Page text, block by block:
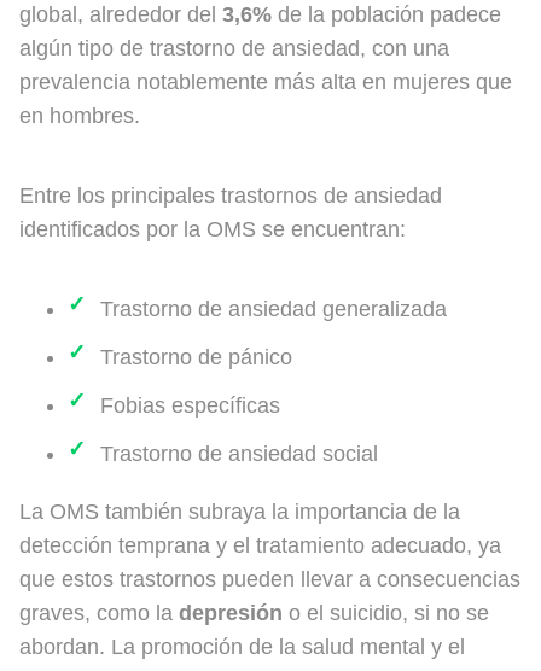
global, alrededor del 3,6% de la población padece
algún tipo de trastorno de ansiedad, con una
prevalencia notablemente más alta en mujeres que
en hombres.
Entre los principales trastornos de ansiedad
identificados por la OMS se encuentran:
Trastorno de ansiedad generalizada
Trastorno de pánico
Fobias específicas
Trastorno de ansiedad social
La OMS también subraya la importancia de la
detección temprana y el tratamiento adecuado, ya
que estos trastornos pueden llevar a consecuencias
graves, como la depresión o el suicidio, si no se
abordan. La promoción de la salud mental y el